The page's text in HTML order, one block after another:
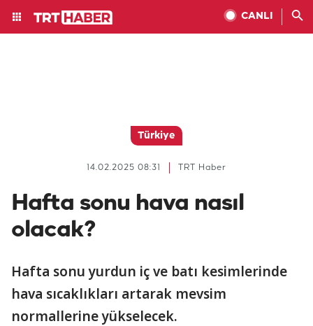
CANLI
Türkiye
TRT Haber
14.02.2025 08:31
Hafta sonu hava nasıl
olacak?
Hafta sonu yurdun iç ve batı kesimlerinde
hava sıcaklıkları artarak mevsim
normallerine yükselecek.